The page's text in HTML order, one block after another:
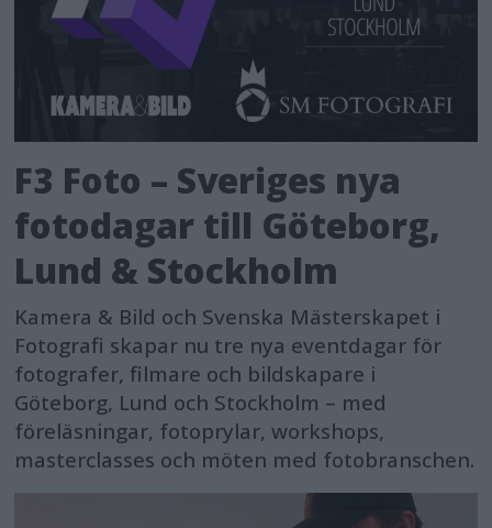
F3 Foto – Sveriges nya
fotodagar till Göteborg,
Lund & Stockholm
Kamera & Bild och Svenska Mästerskapet i
Fotografi skapar nu tre nya eventdagar för
fotografer, filmare och bildskapare i
Göteborg, Lund och Stockholm – med
föreläsningar, fotoprylar, workshops,
masterclasses och möten med fotobranschen.